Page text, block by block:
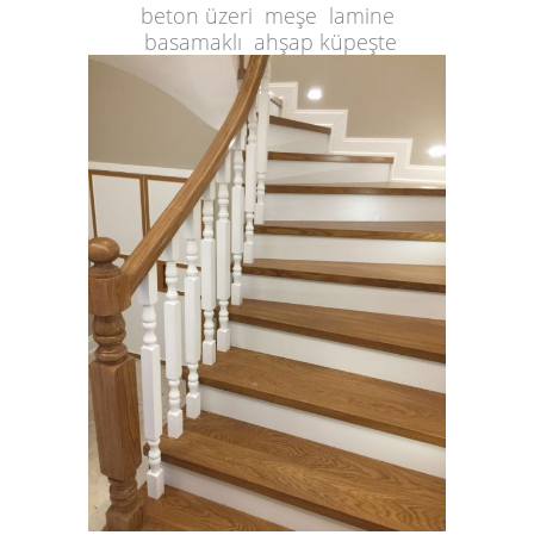
beton üzeri meşe lamine
basamaklı ahşap küpeşte